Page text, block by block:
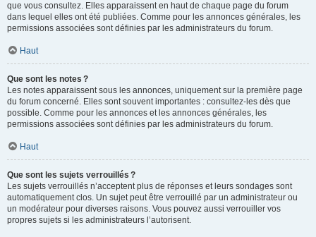
que vous consultez. Elles apparaissent en haut de chaque page du forum
dans lequel elles ont été publiées. Comme pour les annonces générales, les
permissions associées sont définies par les administrateurs du forum.
Haut
Que sont les notes ?
Les notes apparaissent sous les annonces, uniquement sur la première page
du forum concerné. Elles sont souvent importantes : consultez-les dès que
possible. Comme pour les annonces et les annonces générales, les
permissions associées sont définies par les administrateurs du forum.
Haut
Que sont les sujets verrouillés ?
Les sujets verrouillés n’acceptent plus de réponses et leurs sondages sont
automatiquement clos. Un sujet peut être verrouillé par un administrateur ou
un modérateur pour diverses raisons. Vous pouvez aussi verrouiller vos
propres sujets si les administrateurs l’autorisent.